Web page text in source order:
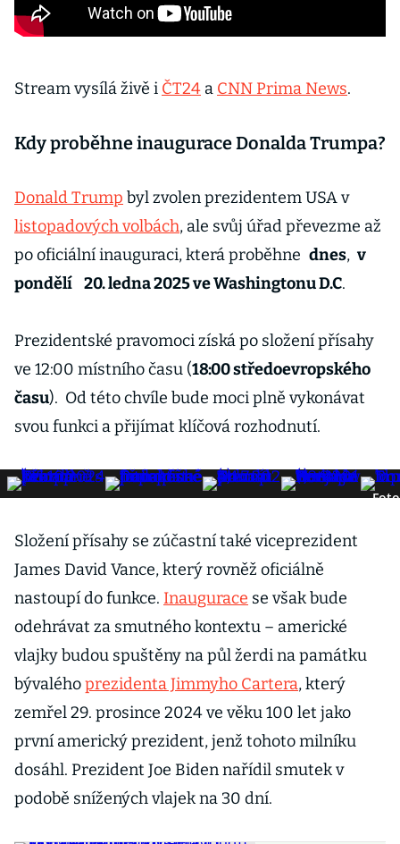
Stream vysílá živě i ČT24 a CNN Prima News.
Kdy proběhne inaugurace Donalda Trumpa?
Donald Trump byl zvolen prezidentem USA v
listopadových volbách, ale svůj úřad převezme až
po oficiální inauguraci, která proběhne dnes, v
pondělí 20. ledna 2025 ve Washingtonu D.C.
Prezidentské pravomoci získá po složení přísahy
ve 12:00 místního času (18:00 středoevropského
času). Od této chvíle bude moci plně vykonávat
svou funkci a přijímat klíčová rozhodnutí.
Složení přísahy se zúčastní také viceprezident
James David Vance, který rovněž oficiálně
nastoupí do funkce. Inaugurace se však bude
odehrávat za smutného kontextu – americké
vlajky budou spuštěny na půl žerdi na památku
bývaléhoprezidenta Jimmyho Cartera, který
zemřel 29. prosince 2024 ve věku 100 let jako
první americký prezident, jenž tohoto milníku
dosáhl. Prezident Joe Biden nařídil smutek v
podobě snížených vlajek na 30 dní.